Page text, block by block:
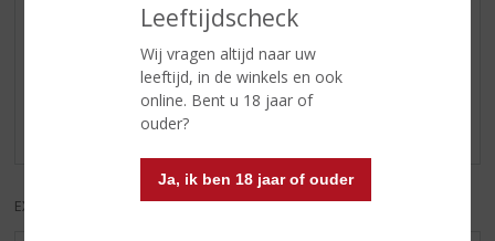
Leeftijdscheck
Wij vragen altijd naar uw
leeftijd, in de winkels en ook
online. Bent u 18 jaar of
ouder?
Ja, ik ben 18 jaar of ouder
Reviews
Schrijf een review
Er zijn nog geen reviews geplaatst voor dit product
EXCL. BTW INCL. BTW